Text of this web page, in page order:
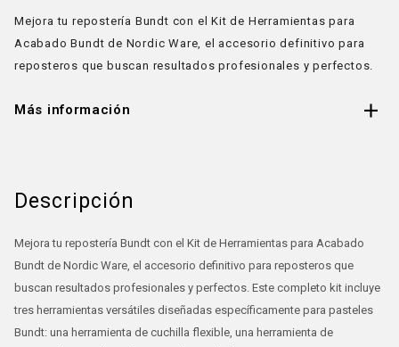
Mejora tu repostería Bundt con el Kit de Herramientas para
Acabado Bundt de Nordic Ware, el accesorio definitivo para
reposteros que buscan resultados profesionales y perfectos.
Más información
Descripción
Mejora tu repostería Bundt con el Kit de Herramientas para Acabado
Bundt de Nordic Ware, el accesorio definitivo para reposteros que
buscan resultados profesionales y perfectos. Este completo kit incluye
tres herramientas versátiles diseñadas específicamente para pasteles
Bundt: una herramienta de cuchilla flexible, una herramienta de